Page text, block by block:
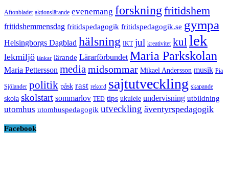
Aftonbladet aktionslärande evenemang forskning fritidshem
fritidshemmensdag fritidspedagogik fritidspedagogik.se gympa
Helsingborgs Dagblad hälsning IKT jul kreativitet kul lek
lekmiljö länkar lärande Lärarförbundet Maria Parkskolan
Maria Pettersson media midsommar Mikael Andersson musik Pia
Sjölander politik påsk rast rekord sajtutveckling skapande
skola skolstart sommarlov TED tips ukulele undervisning utbildning
utomhus utomhuspedagogik utveckling äventyrspedagogik
Facebook